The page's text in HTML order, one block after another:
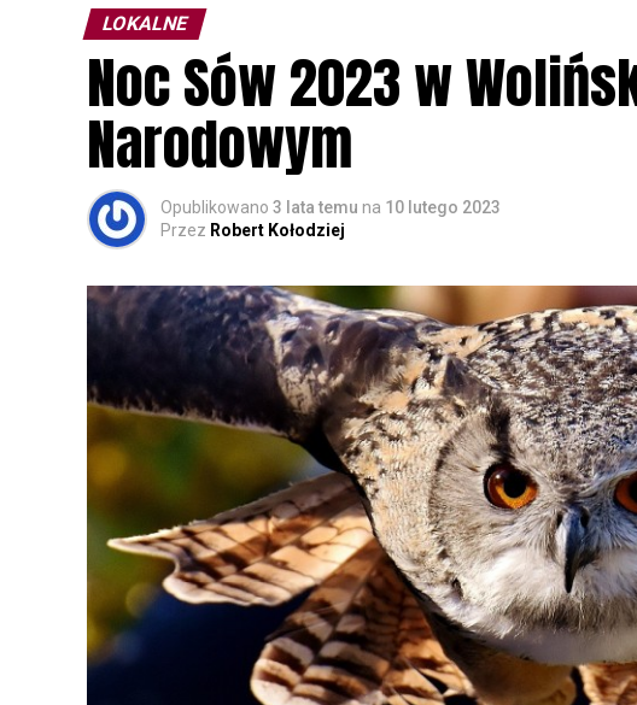
LOKALNE
Noc Sów 2023 w
Narodowym
Opublikowano 3 lata temu na 10 lutego 2023
Przez Robert Kołodziej